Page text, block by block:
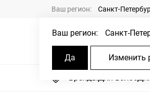
Ваш регион: Санкт-
Ваш регион: Санкт-
Да Изменить
БрендыДля волос